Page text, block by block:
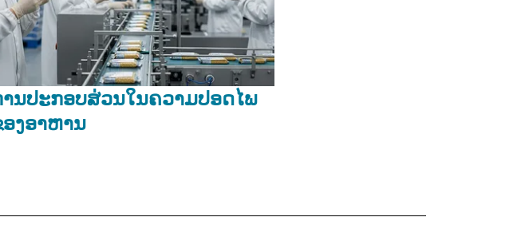
ນປະກອບສ່ວນໃນຄວາມປອດໄພ
ງອາຫານ